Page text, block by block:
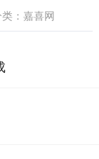
： 嘉喜网